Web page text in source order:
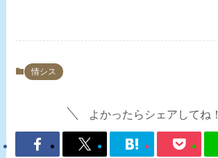
情シス
よかったらシェアしてね！